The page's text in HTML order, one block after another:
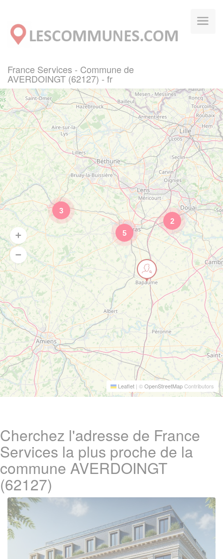
France Services - Commune de
AVERDOINGT (62127) - fr
3
2
5
Leaflet | ©OpenStreetMapContributors
Cherchez l'adresse de France
Services la plus proche de la
commune AVERDOINGT
(62127)